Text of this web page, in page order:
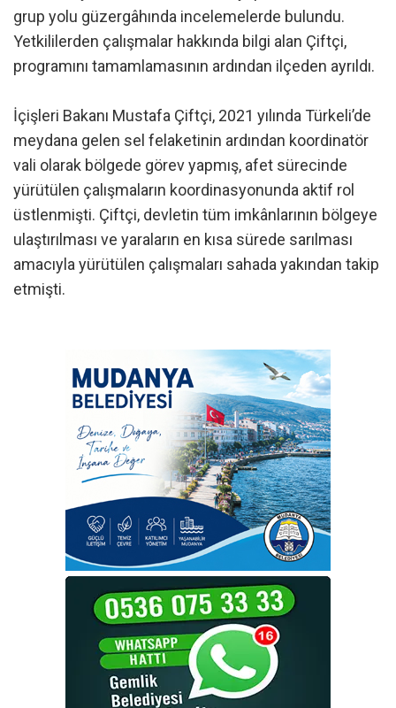
grup yolu güzergâhında incelemelerde bulundu.
Yetkililerden çalışmalar hakkında bilgi alan Çiftçi,
programını tamamlamasının ardından ilçeden ayrıldı.
İçişleri Bakanı Mustafa Çiftçi, 2021 yılında Türkeli’de
meydana gelen sel felaketinin ardından koordinatör
vali olarak bölgede görev yapmış, afet sürecinde
yürütülen çalışmaların koordinasyonunda aktif rol
üstlenmişti. Çiftçi, devletin tüm imkânlarının bölgeye
ulaştırılması ve yaraların en kısa sürede sarılması
amacıyla yürütülen çalışmaları sahada yakından takip
etmişti.